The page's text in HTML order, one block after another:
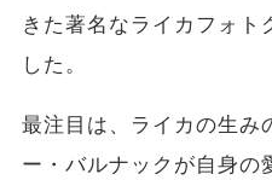
きた著名なライカフォト
した。
最注目は、ライカの生み
ー・バルナックが自身の